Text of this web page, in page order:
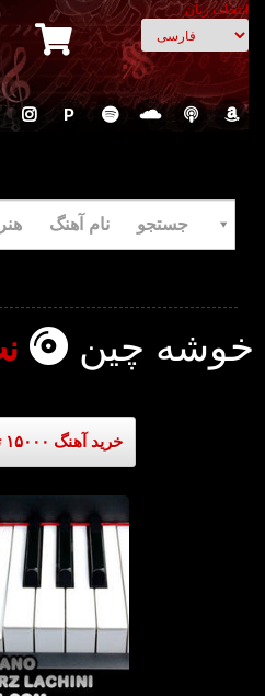
انتخاب زبان
P
جستجو نام آهنگ
خوشه چین
خرید آهنگ ۱۵۰۰۰ تومان